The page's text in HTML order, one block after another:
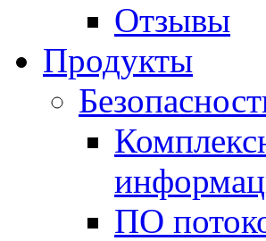
Отзывы
Продукты
ПО